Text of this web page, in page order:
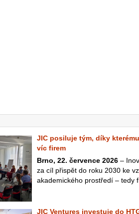
JIC posiluje tým, díky
víc firem
Brno, 22. července 2026 –
za cíl přispět do roku 2030 ke
akademického prostředí – tedy
JIC Ventures investuje do